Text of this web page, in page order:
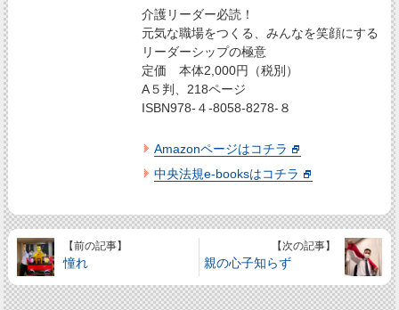
介護リーダー必読！
元気な職場をつくる、みんなを笑顔にする
リーダーシップの極意
定価 本体2,000円（税別）
A５判、218ページ
ISBN978-４-8058-8278-８
Amazonページはコチラ
中央法規e-booksはコチラ
【前の記事】
憧れ
【次の記事】
親の心子知らず